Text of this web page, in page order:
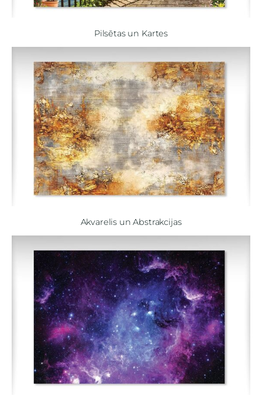
Pilsētas un Kartes
Akvarelis un Abstrakcijas